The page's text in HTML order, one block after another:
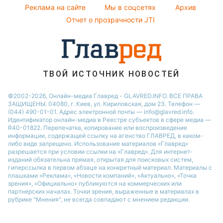
София Ротару
Новости Одессы
Новости Харькова
Праздничное меню
Все о шоу-бизнесе
Реклама на сайте
Мы в соцсетях
Архив
Отчет о прозрачности JTI
ТВОЙ ИСТОЧНИК НОВОСТЕЙ
©2002-2026, Онлайн-медиа Главред - GLAVRED.INFO. ВСЕ ПРАВА
ЗАЩИЩЕНЫ. 04080, г. Киев, ул. Кириловская, дом 23. Телефон —
(044) 490-01-01. Адрес электронной почты — info@glavred.info.
Идентификатор онлайн-медиа в Реестре cубъектов в сфере медиа —
R40-01822. Перепечатка, копирование или воспроизведение
информации, содержащей ссылку на агенство ГЛАВРЕД, в каком-
либо виде запрещено. Использование материалов «Главред»
разрешается при условии ссылки на «Главред». Для интернет-
изданий обязательна прямая, открытая для поисковых систем,
гиперссылка в первом абзаце на конкретный материал. Материалы с
плашками «Реклама», «Новости компаний», «Актуально», «Точка
зрения», «Официально» публикуются на коммерческих или
партнерских началах. Точки зрения, выраженные в материалах в
рубрике "Мнения", не всегда совпадают с мнением редакции.